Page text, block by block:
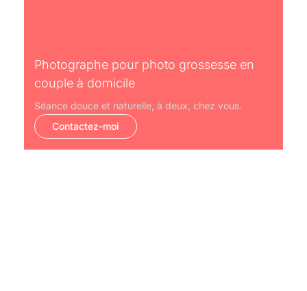
Photographe pour photo grossesse en
couple à domicile
Séance douce et naturelle, à deux, chez vous.
Contactez-moi